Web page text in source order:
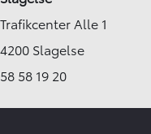
Trafikcenter Alle 1
4200 Slagelse
58 58 19 20